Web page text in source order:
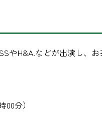
やH&A.などが出演し、
分）